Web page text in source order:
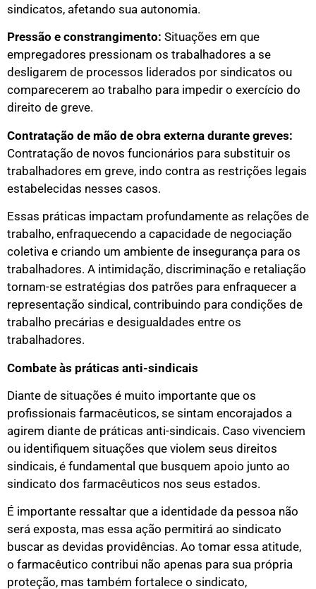
sindicatos, afetando sua autonomia.
Pressão e constrangimento: Situações em que
empregadores pressionam os trabalhadores a se
desligarem de processos liderados por sindicatos ou
comparecerem ao trabalho para impedir o exercício do
direito de greve.
Contratação de mão de obra externa durante greves:
Contratação de novos funcionários para substituir os
trabalhadores em greve, indo contra as restrições legais
estabelecidas nesses casos.
Essas práticas impactam profundamente as relações de
trabalho, enfraquecendo a capacidade de negociação
coletiva e criando um ambiente de insegurança para os
trabalhadores. A intimidação, discriminação e retaliação
tornam-se estratégias dos patrões para enfraquecer a
representação sindical, contribuindo para condições de
trabalho precárias e desigualdades entre os
trabalhadores.
Combate às práticas anti-sindicais
Diante de situações é muito importante que os
profissionais farmacêuticos, se sintam encorajados a
agirem diante de práticas anti-sindicais. Caso vivenciem
ou identifiquem situações que violem seus direitos
sindicais, é fundamental que busquem apoio junto ao
sindicato dos farmacêuticos nos seus estados.
É importante ressaltar que a identidade da pessoa não
será exposta, mas essa ação permitirá ao sindicato
buscar as devidas providências. Ao tomar essa atitude,
o farmacêutico contribui não apenas para sua própria
proteção, mas também fortalece o sindicato,